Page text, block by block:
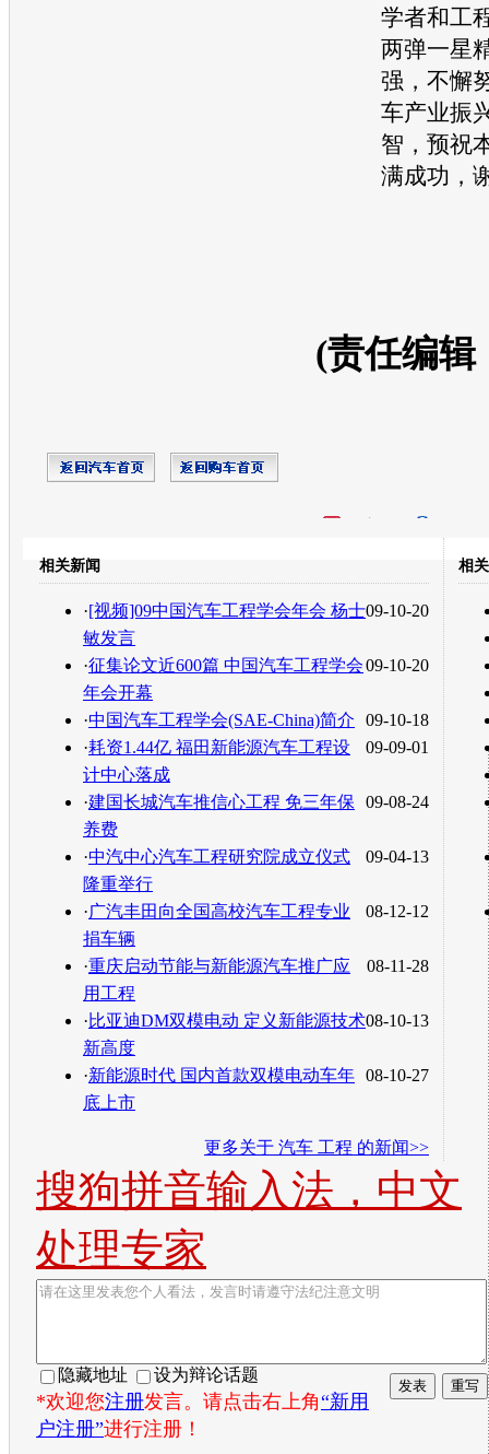
学者和工
两弹一星
强，不懈
车产业振
智，预祝
满成功，
(责任编辑
转发至：
相关新闻
09-10-20
·[视频]09中国汽车工程学会年会 杨士
敏发言
09-10-20
·征集论文近600篇 中国汽车工程学会
年会开幕
09-10-18
·中国汽车工程学会(SAE-China)简介
09-09-01
·耗资1.44亿 福田新能源汽车工程设
计中心落成
09-08-24
·建国长城汽车推信心工程 免三年保
养费
09-04-13
·中汽中心汽车工程研究院成立仪式
隆重举行
08-12-12
·广汽丰田向全国高校汽车工程专业
捐车辆
08-11-28
·重庆启动节能与新能源汽车推广应
用工程
08-10-13
·比亚迪DM双模电动 定义新能源技术
新高度
08-10-27
·新能源时代 国内首款双模电动车年
底上市
更多关于 汽车 工程 的新闻>>
相
搜狗拼音输入法，中文
处理专家
隐藏地址 设为辩论话题
*欢迎您注册发言。请点击右上角“新用
户注册”进行注册！